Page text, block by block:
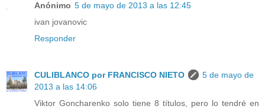
Anónimo 5 de mayo de 2013 a las 12:45
ivan jovanovic
Responder
CULIBLANCO por FRANCISCO NIETO
5 de mayo de
2013 a las 14:06
Viktor Goncharenko solo tiene 8 títulos, pero lo tendré en